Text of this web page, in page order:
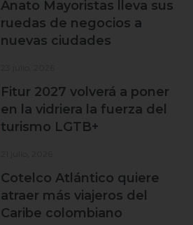
Anato Mayoristas lleva sus
ruedas de negocios a
nuevas ciudades
Fitur 2027 volverá a poner
en la vidriera la fuerza del
turismo LGTB+
Cotelco Atlántico quiere
atraer más viajeros del
Caribe colombiano